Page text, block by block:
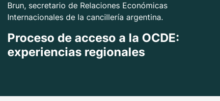
Brun, secretario de Relaciones Económicas
Internacionales de la cancillería argentina.
Proceso de acceso a la OCDE:
experiencias regionales